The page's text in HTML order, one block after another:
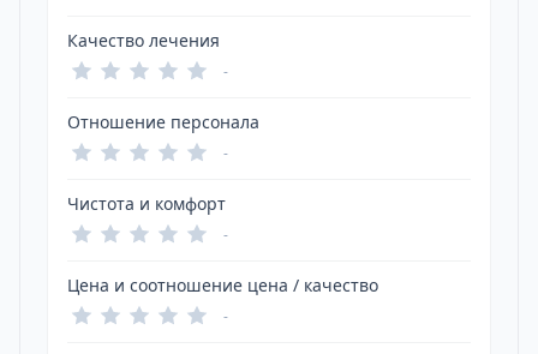
Качество лечения
-
Отношение персонала
-
Чистота и комфорт
-
Цена и соотношение цена / качество
-